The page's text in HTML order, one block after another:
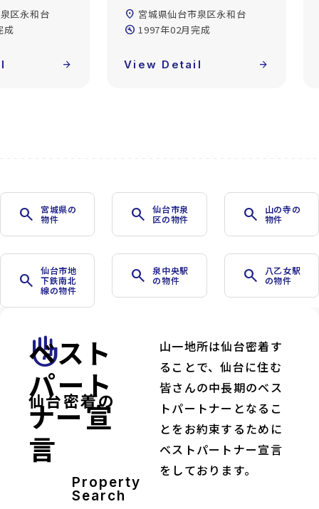
区永和台
成
arrow_forward
location_on 宮城県仙台市泉区永和台
build_circle 1997年02月完成
View Detail arrow_forward
search
宮城県の
物件
search
仙台市泉
区の物件
search
山の寺の
物件
search
仙台市地
下鉄南北
線の物件
search
泉中央駅
の物件
search
八乙女駅
の物件
front_hand
仙台密着の
ベスト
パート
ナー宣
言
Property
Search
山一地所は仙台密着す
ることで、仙台に住む
皆さんの中長期のベス
トパートナーとなるこ
とをお約束するために
ベストパートナー宣言
をしております。